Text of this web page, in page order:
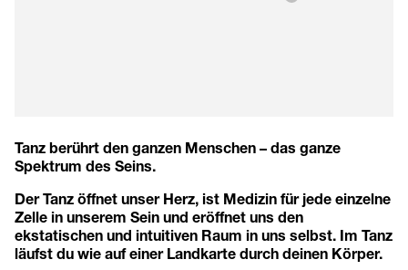
Tanz berührt den ganzen Menschen – das ganze
Spektrum des Seins.
Der Tanz öffnet unser Herz, ist Medizin für jede einzelne
Zelle in unserem Sein und eröffnet uns den
ekstatischen und intuitiven Raum in uns selbst. Im Tanz
läufst du wie auf einer Landkarte durch deinen Körper.